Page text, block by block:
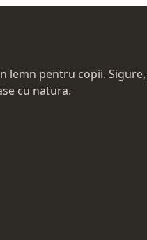
lemn pentru copii. Sigure,
cu natura.